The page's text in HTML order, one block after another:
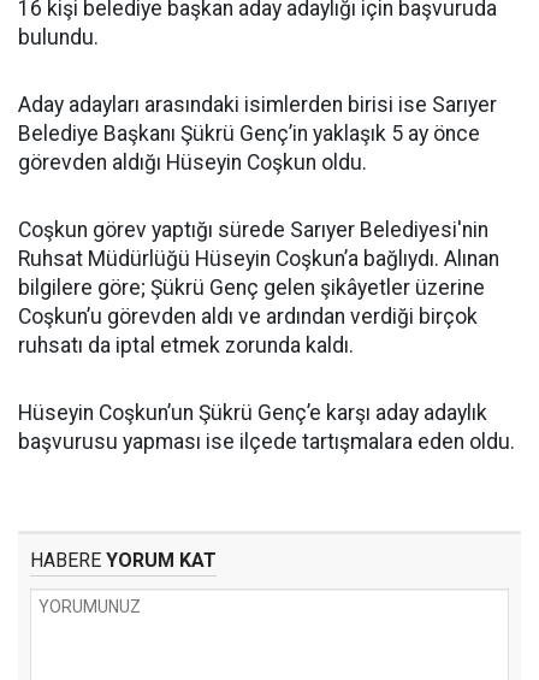
16 kişi belediye başkan aday adaylığı için başvuruda
bulundu.
Aday adayları arasındaki isimlerden birisi ise Sarıyer
Belediye Başkanı Şükrü Genç’in yaklaşık 5 ay önce
görevden aldığı Hüseyin Coşkun oldu.
Coşkun görev yaptığı sürede Sarıyer Belediyesi'nin
Ruhsat Müdürlüğü Hüseyin Coşkun’a bağlıydı. Alınan
bilgilere göre; Şükrü Genç gelen şikâyetler üzerine
Coşkun’u görevden aldı ve ardından verdiği birçok
ruhsatı da iptal etmek zorunda kaldı.
Hüseyin Coşkun’un Şükrü Genç’e karşı aday adaylık
başvurusu yapması ise ilçede tartışmalara eden oldu.
HABERE YORUM KAT